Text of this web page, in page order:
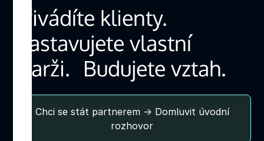
Přivádíte klienty.
Nastavujete vlastní
marži. Budujete vztah.
Chci se stát partnerem → Domluvit úvodní
rozhovor